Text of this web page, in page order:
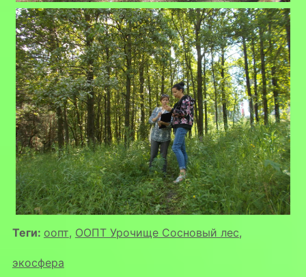
Теги: оопт, ООПТ Урочище Сосновый лес,
экосфера